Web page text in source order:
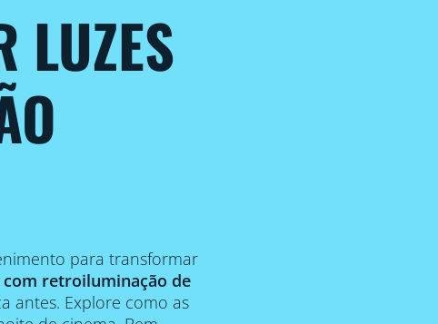
LUZES
para transformar
com retroiluminação de
antes. Explore como as